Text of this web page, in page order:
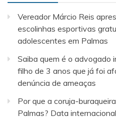
Vereador Márcio Reis
escolinhas esportivas
adolescentes em Palmas
Saiba quem é o advogado
filho de 3 anos que já foi
denúncia de ameaças
Por que a coruja-
Palmas? Data